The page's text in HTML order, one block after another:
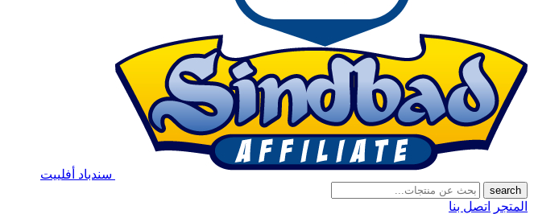
سندباد أفلييت
search
المتجر اتصل بنا